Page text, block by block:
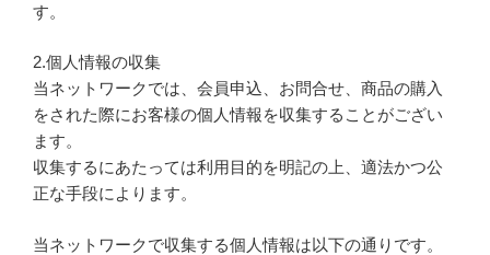
す。
2.個人情報の収集
当ネットワークでは、会員申込、お問合せ、商品の購入
をされた際にお客様の個人情報を収集することがござい
ます。
収集するにあたっては利用目的を明記の上、適法かつ公
正な手段によります。
当ネットワークで収集する個人情報は以下の通りです。